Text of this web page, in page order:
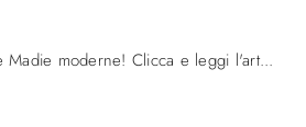
Scopri le più esclusive Madie moderne! Clicca e leggi l'articolo: madia Clyde porta TV in laccato lucido, soluzione bella e di grande qualità.